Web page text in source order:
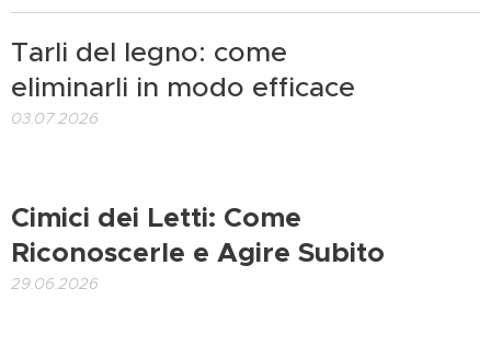
Tarli del legno: come
eliminarli in modo efficace
03.07.2026
Cimici dei Letti: Come
Riconoscerle e Agire Subito
29.06.2026